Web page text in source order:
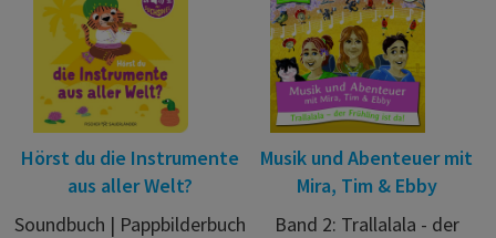
Hörst du die Instrumente
aus aller Welt?
Soundbuch | Pappbilderbuch
Musik und Abenteuer mit
Mira, Tim & Ebby
Band 2: Trallalala - der